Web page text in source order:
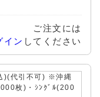
ご注文には
イン してください
)(代引不可) ※沖縄
枚)・ｼﾝｸﾞﾙ(200